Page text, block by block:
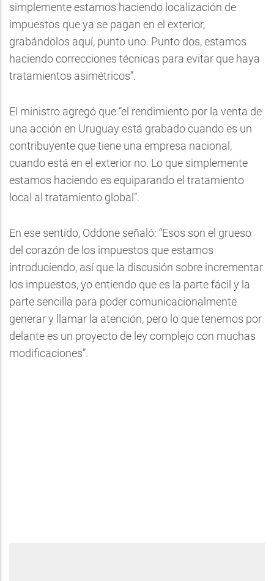
simplemente estamos haciendo localización de
impuestos que ya se pagan en el exterior,
grabándolos aquí, punto uno. Punto dos, estamos
haciendo correcciones técnicas para evitar que haya
tratamientos asimétricos”.
El ministro agregó que “el rendimiento por la venta de
una acción en Uruguay está grabado cuando es un
contribuyente que tiene una empresa nacional,
cuando está en el exterior no. Lo que simplemente
estamos haciendo es equiparando el tratamiento
local al tratamiento global”.
En ese sentido, Oddone señaló: “Esos son el grueso
del corazón de los impuestos que estamos
introduciendo, así que la discusión sobre incrementar
los impuestos, yo entiendo que es la parte fácil y la
parte sencilla para poder comunicacionalmente
generar y llamar la atención, pero lo que tenemos por
delante es un proyecto de ley complejo con muchas
modificaciones”.